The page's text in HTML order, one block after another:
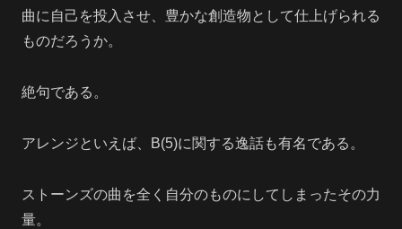
曲に自己を投入させ、豊かな創造物として仕上げられる
ものだろうか。
絶句である。
アレンジといえば、B(5)に関する逸話も有名である。
ストーンズの曲を全く自分のものにしてしまったその力
量。